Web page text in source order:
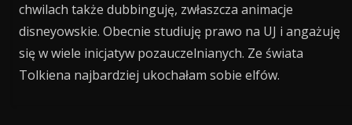
chwilach także dubbinguję, zwłaszcza animacje
disneyowskie. Obecnie studiuję prawo na UJ i angażuję
się w wiele inicjatyw pozauczelnianych. Ze świata
Tolkiena najbardziej ukochałam sobie elfów.